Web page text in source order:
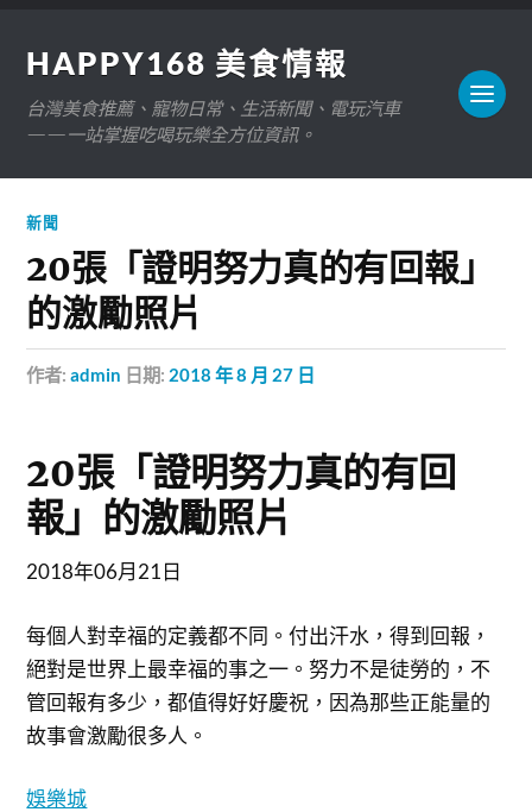
HAPPY168 美食情報
台灣美食推薦、寵物日常、生活新聞、電玩汽車
——一站掌握吃喝玩樂全方位資訊。
新聞
20張「證明努力真的有回報」
的激勵照片
作者:admin 日期: 2018 年 8 月 27 日
20張「證明努力真的有回
報」的激勵照片
2018年06月21日
每個人對幸福的定義都不同。付出汗水，得到回報，
絕對是世界上最幸福的事之一。努力不是徒勞的，不
管回報有多少，都值得好好慶祝，因為那些正能量的
故事會激勵很多人。
娛樂城